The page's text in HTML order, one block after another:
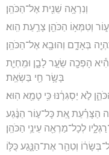
וְנִרְאָ֥ה שֵׁנִ֖ית אֶל־הַכֹּהֵֽן׃
וְטִמְּא֥וֹ הַכֹּהֵ֖ן צָרַ֥עַת הִֽוא׃
בְּאָדָ֑ם וְהוּבָ֖א אֶל־הַכֹּהֵֽן׃
הָפְכָ֖ה שֵׂעָ֣ר לָבָ֑ן וּמִֽחְיַ֛ת
בָּשָׂ֥ר חַ֖י בַּשְׂאֵֽת׃
לֹ֣א יַסְגִּרֶ֔נּוּ כִּ֥י טָמֵ֖א הֽוּא׃
הַצָּרַ֗עַת אֵ֚ת כָּל־ע֣וֹר הַנֶּ֔גַע
לְכָל־מַרְאֵ֖ה עֵינֵ֥י הַכֹּהֵֽן׃
וְטִהַ֖ר אֶת־הַנָּ֑גַע כֻּלּ֛וֹ